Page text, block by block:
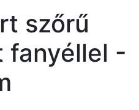
szőrű
fanyéllel -